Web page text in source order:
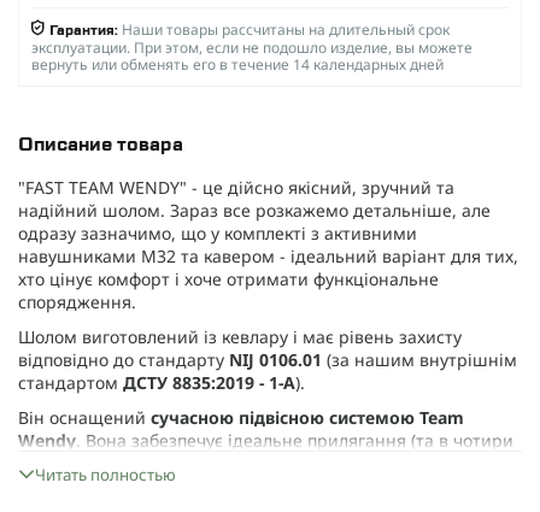
Гарантия: Наши товары рассчитаны на длительный срок
эксплуатации. При этом, если не подошло изделие, вы можете
вернуть или обменять его в течение 14 календарных дней
Описание товара
"FAST TEAM WENDY" - це дійсно якісний, зручний та
надійний шолом. Зараз все розкажемо детальніше, але
одразу зазначимо, що у комплекті з активними
навушниками M32 та кавером - ідеальний варіант для тих,
хто цінує комфорт і хоче отримати функціональне
спорядження.
Шолом виготовлений із кевлару і має рівень захисту
відповідно до стандарту NIJ 0106.01 (за нашим внутрішнім
стандартом ДСТУ 8835:2019 - 1-А).
Він оснащений сучасною підвісною системою Team
Wendy. Вона забезпечує ідеальне прилягання (та в чотири
рази краща, ніж та, що використовується у звичайних
шоломах ACH / MICH). Щоб шолом сидів максимально
Читать полностью